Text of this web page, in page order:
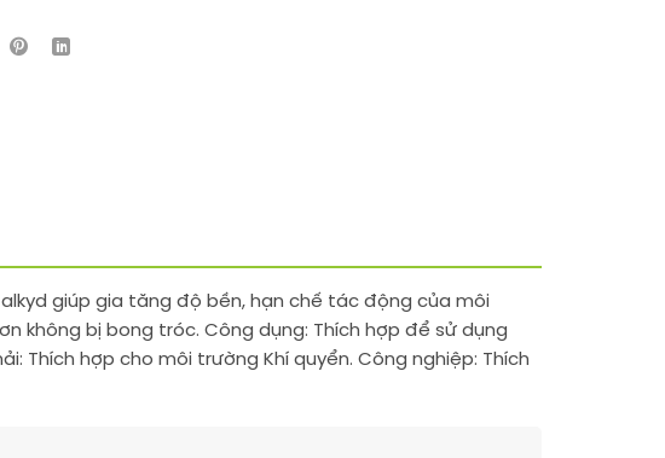
alkyd giúp gia tăng độ bền, hạn chế tác động của môi
không bị bong tróc. Công dụng: Thích hợp để sử dụng
Thích hợp cho môi trường Khí quyển. Công nghiệp: Thích